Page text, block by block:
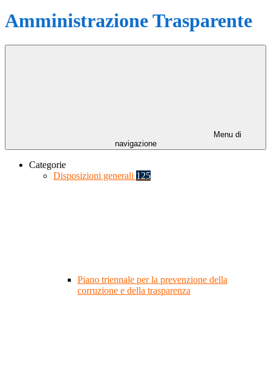
Amministrazione Trasparente
Menu di
navigazione
Categorie
Disposizioni generali 125
Piano triennale per la prevenzione della
corruzione e della trasparenza